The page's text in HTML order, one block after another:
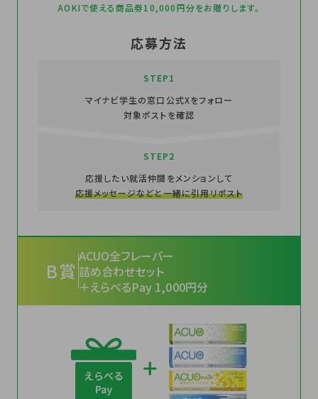
AOKIで使える商品券10,000円分をお贈りします。
応募方法
STEP1
マイナビ学生の窓口公式Xをフォロー
対象ポストを確認
STEP2
応援したい就活仲間をメンションして
応援メッセージなどと一緒に引用リポスト
B賞
ACUO全フレーバー
詰め合わせセット
＋えらべるPay 1,000円分